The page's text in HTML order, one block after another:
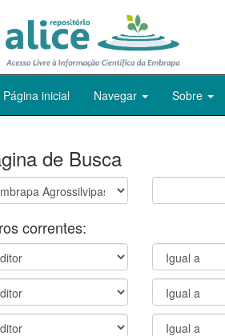
Página inicial Navegar Sobre
de Busca
correntes: